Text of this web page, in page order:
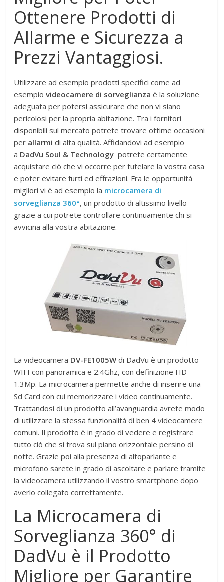
Ottenere Prodotti di
Allarme e Sicurezza a
Prezzi Vantaggiosi.
Utilizzare ad esempio prodotti specifici come ad
esempiovideocamere di sorveglianza è la soluzione
adeguata per potersi assicurare che non vi siano
pericolosi per la propria abitazione. Tra i fornitori
disponibili sul mercato potrete trovare ottime occasioni
per allarmidi alta qualità. Affidandovi ad esempio
a DadVu Soul & Technologypotrete certamente
acquistare ciò che vi occorre per tutelare la vostra casa
e poter evitare furti ed effrazioni. Fra le opportunità
migliori vi è ad esempio la microcamera di
sorveglianza 360°, un prodotto di altissimo livello
grazie a cui potrete controllare continuamente chi si
avvicina alla vostra abitazione.
La videocamera DV-FE1005Wdi DadVu è un prodotto
WIFI con panoramica e 2.4Ghz, con definizione HD
1.3Mp. La microcamera permette anche di inserire una
Sd Card con cui memorizzare i video continuamente.
Trattandosi di un prodotto all’avanguardia avrete modo
di utilizzare la stessa funzionalità di ben 4 videocamere
comuni. Il prodotto è in grado di vedere e registrare
tutto ciò che si trova sul piano orizzontale persino di
notte. Grazie poi alla presenza di altoparlante e
microfono sarete in grado di ascoltare e parlare tramite
la videocamera utilizzando il vostro smartphone dopo
averlo collegato correttamente.
La Microcamera di
Sorveglianza 360° di
DadVu è il Prodotto
Migliore per Garantire